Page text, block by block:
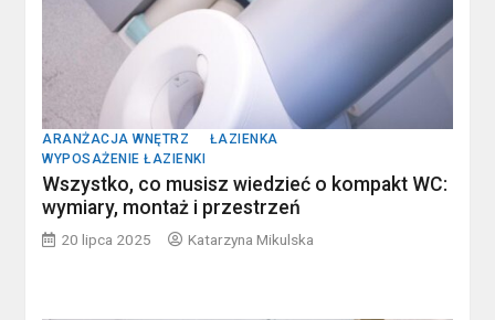
ARANŻACJA WNĘTRZ
ŁAZIENKA
WYPOSAŻENIE ŁAZIENKI
Wszystko, co musisz wiedzieć o kompakt WC:
wymiary, montaż i przestrzeń
20 lipca 2025 Katarzyna Mikulska